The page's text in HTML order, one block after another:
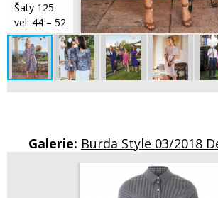
Šaty 125
vel. 44 – 52
Galerie: Burda Style 03/2018